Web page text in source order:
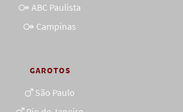
ABC Paulista
Campinas
GAROTOS
São Paulo